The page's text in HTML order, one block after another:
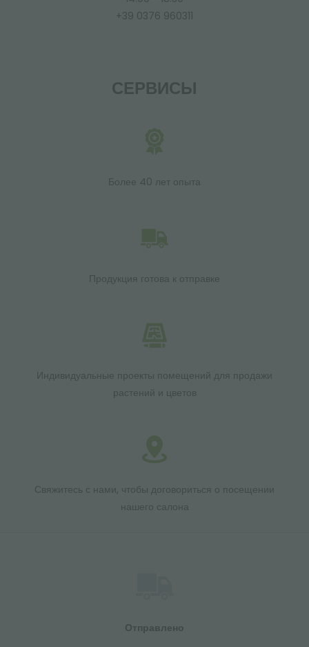
+39 0376 960311
СЕРВИСЫ
Более 40 лет опыта
Продукция готова к отправке
Индивидуальные проекты помещений для продажи
растений и цветов
Свяжитесь с нами, чтобы договориться о посещении
нашего салона
Отправлено